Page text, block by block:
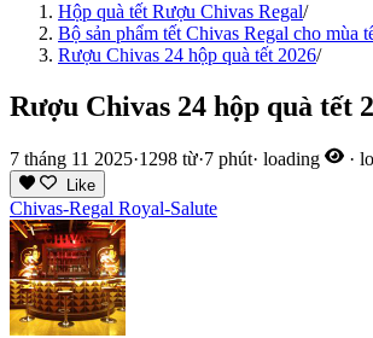
Hộp quà tết Rượu Chivas Regal/
Bộ sản phẩm tết Chivas Regal cho mùa
Rượu Chivas 24 hộp quà tết 2026/
Rượu Chivas 24 hộp quà tết
7 tháng 11 2025·1298 từ·7 phút· loading ·
Like
Chivas-Regal Royal-Salute